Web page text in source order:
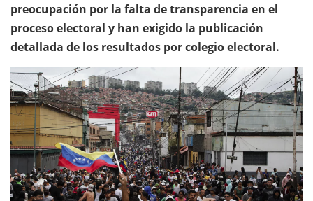
preocupación por la falta de transparencia en el
proceso electoral y han exigido la publicación
detallada de los resultados por colegio electoral.